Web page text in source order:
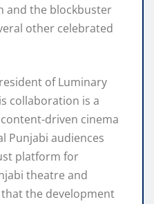
and the blockbuster
other celebrated
of Luminary
collaboration is a
driven cinema
Punjabi audiences
platform for
theatre and
the development